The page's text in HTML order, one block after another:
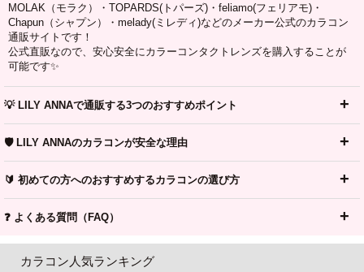
MOLAK（モラク）・TOPARDS(トパーズ)・feliamo(フェリアモ)・
Chapun（シャプン）・melady(ミレディ)などのメーカー公式のカラコン
通販サイトです！
公式直販なので、安心安全にカラーコンタクトレンズを購入することが
可能です✨
💡 LILY ANNAで通販する3つのおすすめポイント
🛡️ LILY ANNAのカラコンが安全な理由
🔰 初めての方へのおすすめするカラコンの選び方
❓ よくある質問（FAQ）
カラコン人気ランキング